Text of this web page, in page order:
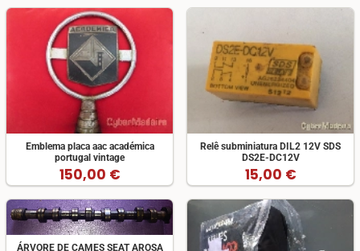
Emblema placa aac académica
portugal vintage
150,00 €
Relê subminiatura DIL2 12V SDS
DS2E-DC12V
15,00 €
ÁRVORE DE CAMES SEAT AROSA